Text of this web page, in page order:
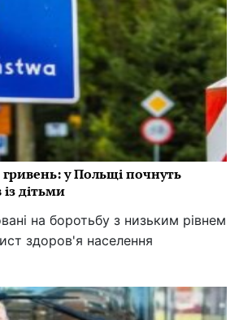
у Польщі почнуть
дітьми
на боротьбу з низьким рівнем
здоров'я населення